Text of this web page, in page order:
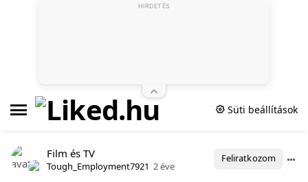
Süti beállítások
Film és TV
Tough_Employment7921 2 éve
Feliratkozom
HIRDETÉS